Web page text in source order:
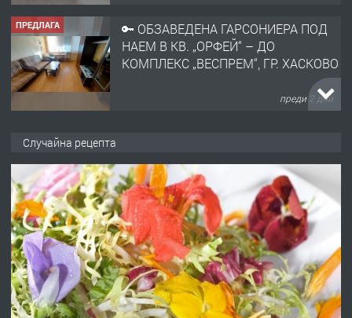
ПРЕДЛАГА
🔑 ОБЗАВЕДЕНА ГАРСОНИЕРА ПОД
НАЕМ В КВ. „ОРФЕЙ“ – ДО
КОМПЛЕКС „ВЕСПРЕМ“, ГР. ХАСКОВО
преди 2 дни
АПАРТАМЕНТ В ЦЕНТЪРА НА ГР.
ХАСКОВО
преди 3 дни
ПРЕДЛАГА Давам гараж под наем
преди 3 дни
Случайна рецепта